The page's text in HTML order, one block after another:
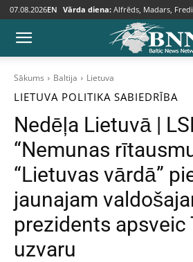
07.08.2026EN Vārda diena: Alfrēds, Madars,
Sākums Baltija Lietuva
LIETUVA POLITIKA SABIEDRĪBA
Nedēļa Lietuvā |
“Nemunas
“Lietuvas vārdā”
jaunajam
prezidents apsveic
uzvaru